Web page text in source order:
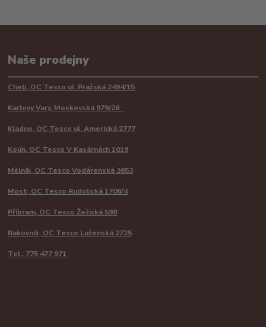
Naše prodejny
Cheb, OC Tesco ul. Pražská 2494/15
Karlovy Vary, Moskevská 979/26
Kladno, OC Tesco ul. Americká 2777
Kolín, OC Tesco V Kasárnách 1019
Mělník, OC Tesco Vodárenská 3653
Most, OC Tesco Rudolická 1706/4
Příbram, OC Tesco Žežická 598
Rakovník, OC Tesco Luženská 2725
Tel.: 775 477 971